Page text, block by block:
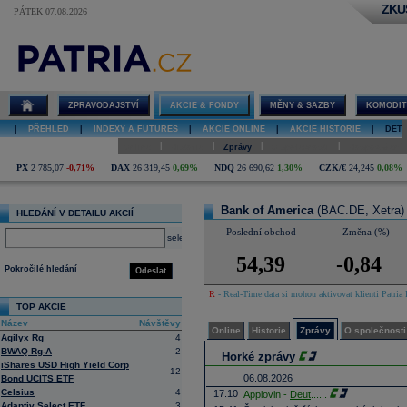
PÁTEK 07.08.2026
Bank of
ZPRAVODAJSTVÍ AKCIE & FONDY MĚNY & SAZBY
PŘEHLED INDEXY A FUTURES AKCIE ONLINE AKCIE HISTORIE
Zprávy
PX 2 785,07 -0,71% DAX 26 319,45 0,69% NDQ 26 690,62 1,30% CZK/€ 24,245 0,08%
HLEDÁNÍ V DETAILU AKCIÍ
select
Odeslat
Pokročilé hledání
TOP AKCIE
Název
Návštěvy
Agilyx Rg
4
BWAQ Rg-A
2
iShares USD High Yield Corp
Bond UCITS ETF
12
Celsius
4
Bank of America (BAC.DE, Xetra)
Poslední obchod Změna (%)
54,39 -0,84
R - Real-Time data si mohou aktivovat klienti
Online Historie Zprávy O společnosti
Horké zprávy
06.08.2026
17:10 Applovin - Deut